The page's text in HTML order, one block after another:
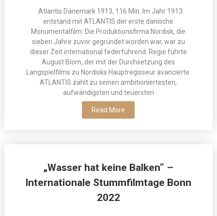
‍ Atlantis Dänemark 1913, 116 Min. Im Jahr 1913
entstand mit ATLANTIS der erste dänische
Monumentalfilm. Die Produktionsfirma Nordisk, die
sieben Jahre zuvor gegründet worden war, war zu
dieser Zeit international federführend. Regie führte
August Blom, der mit der Durchsetzung des
Langspielfilms zu Nordisks Hauptregisseur avancierte.
ATLANTIS zählt zu seinen ambitioniertesten,
aufwändigsten und teuersten
Read More
„Wasser hat keine Balken“ –
Internationale Stummfilmtage Bonn
2022